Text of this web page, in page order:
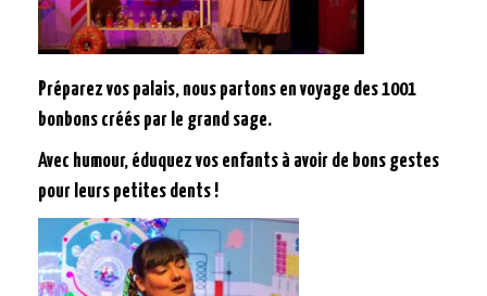
Préparez vos palais, nous partons en voyage des 1001
bonbons créés par le grand sage.
Avec humour, éduquez vos enfants à avoir de bons gestes
pour leurs petites dents !